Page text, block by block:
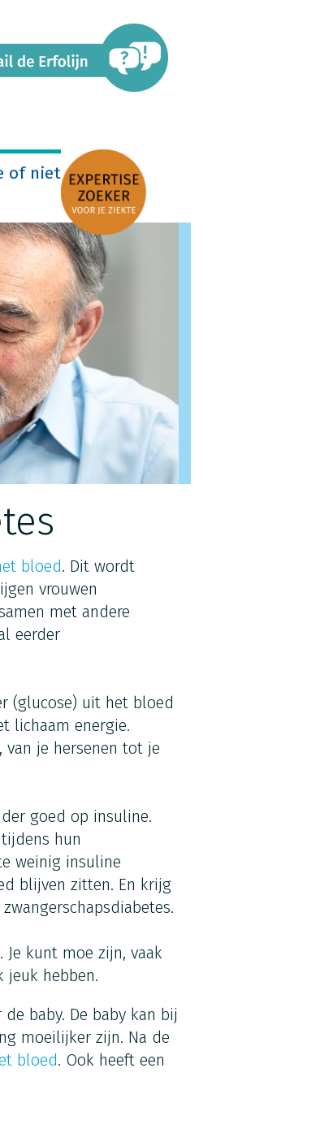
of niet
bloed. Dit wordt
vrouwen
met andere
eerder
(glucose) uit het bloed
lichaam energie.
van je hersenen tot je
goed op insuline.
hun
weinig insuline
blijven zitten. En krijg
kunt moe zijn, vaak
jeuk hebben.
baby. De baby kan bij
moeilijker zijn. Na de
bloed. Ook heeft een